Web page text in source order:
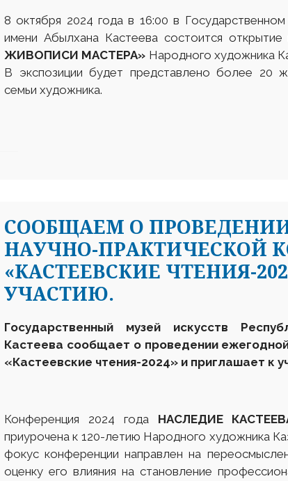
8 октября 2024 года в 16:00 в
имени Абылхана Кастеева состоится открытие
ЖИВОПИСИ МАСТЕРА» Народного художника
В экспозиции будет представлено более 20
семьи художника.
СООБЩАЕМ О
НАУЧНО-ПРАКТИЧЕСКОЙ
«КАСТЕЕВСКИЕ ЧТЕНИЯ-
УЧАСТИЮ.
Государственный музей искусств
Кастеева сообщает о проведении
«Кастеевские чтения-2024» и приглашает к
Конференция 2024 года НАСЛЕДИЕ
приурочена к 120-летию Народного художника
фокус конференции направлен на
оценку его влияния на становление